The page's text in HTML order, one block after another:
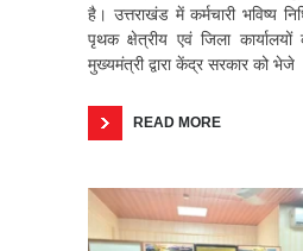
है। उत्तराखंड में कर्मचारी भविष्य
पृथक क्षेत्रीय एवं जिला
मुख्यमंत्री द्वारा केंद्र सरकार को भेजे
READ MORE